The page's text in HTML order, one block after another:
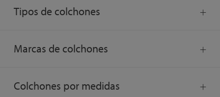
Tipos de colchones
Marcas de colchones
Colchones por medidas